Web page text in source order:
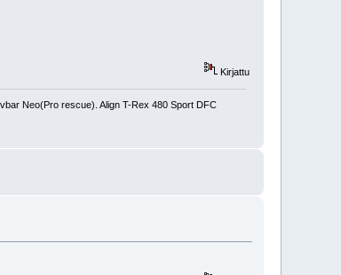
Kirjattu
Neo(Pro rescue). Align T-Rex 480 Sport DFC